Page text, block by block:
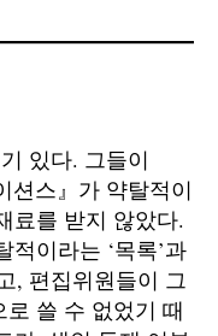
있다. 그들이
션스』가 약탈적이
료를 받지 않았다.
적이라는 ‘목록’과
, 편집위원들이 그
쓸 수 없었기 때